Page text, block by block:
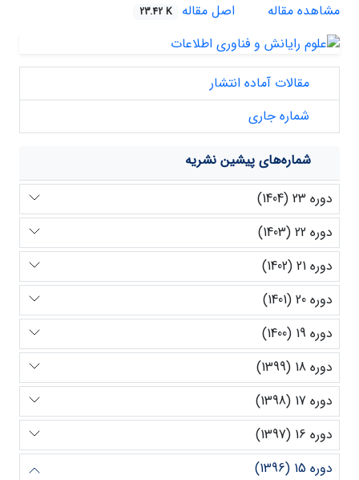
مشاهده مقاله
اصل مقاله 23.42 K
مقالات آماده انتشار
شماره جاری
شماره‌های پیشین نشریه
دوره 23 (1404)
دوره 22 (1403)
دوره 21 (1402)
دوره 20 (1401)
دوره 19 (1400)
دوره 18 (1399)
دوره 17 (1398)
دوره 16 (1397)
دوره 15 (1396)